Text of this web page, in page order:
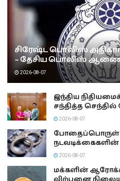
சிரேஷ்ட பொலிஸ்
– தேசிய பொலிஸ்
2026-08-07
இந்திய
சந்தித்த
2026-08-07
போதைப்பொருள்
நடவடிக்கைகளின்
2026-08-07
மக்களின்